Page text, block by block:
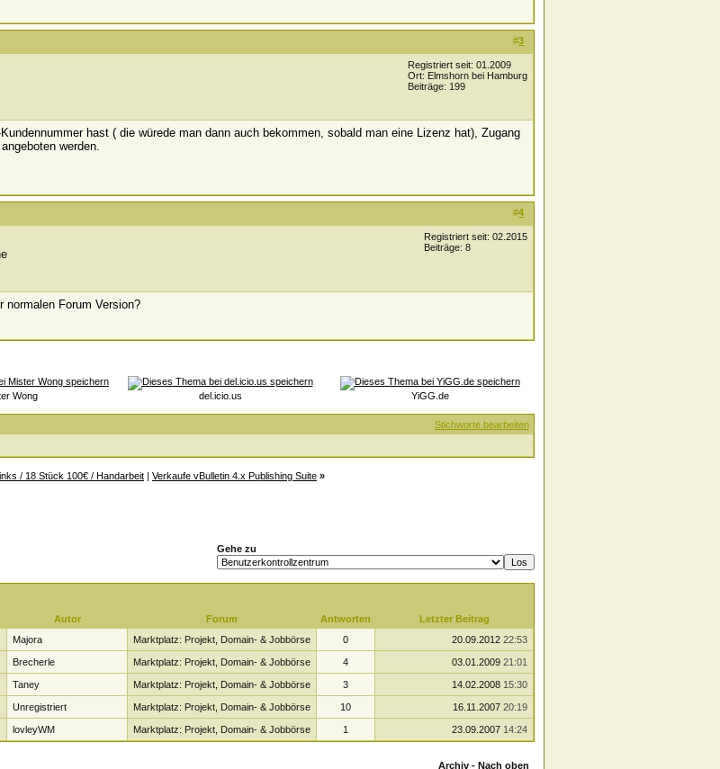
#3
Registriert seit: 01.2009
Ort: Elmshorn bei Hamburg
Beiträge: 199
hast ( die würede man dann auch bekommen, sobald man eine Lizenz hat), Zugang
werden.
#4
Registriert seit: 02.2015
Beiträge: 8
Forum Version?
Wong
del.icio.us YiGG.de
Stichworte bearbeiten
/ 18 Stück 100€ / Handarbeit | Verkaufe vBulletin 4.x Publishing Suite »
Gehe zu
Autor Forum Antworten
Letzter Beitrag
Majora Marktplatz: Projekt, Domain- & Jobbörse 0 20.09.2012 22:53
Brecherle Marktplatz: Projekt, Domain- & Jobbörse 4 03.01.2009 21:01
Taney Marktplatz: Projekt, Domain- & Jobbörse 3 14.02.2008 15:30
Unregistriert Marktplatz: Projekt, Domain- & Jobbörse 10 16.11.2007 20:19
lovleyWM Marktplatz: Projekt, Domain- & Jobbörse 1 23.09.2007 14:24
Archiv - Nach oben